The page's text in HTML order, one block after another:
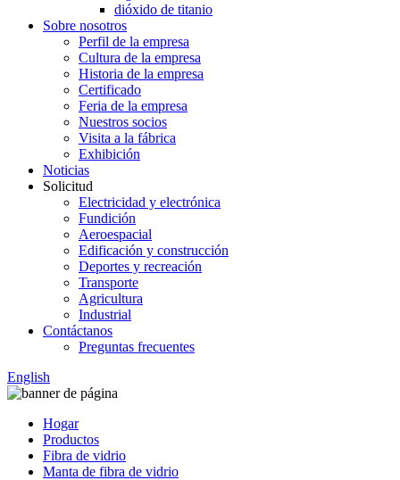
dióxido de titanio
Sobre nosotros
Perfil de la empresa
Cultura de la empresa
Historia de la empresa
Certificado
Feria de la empresa
Nuestros socios
Visita a la fábrica
Exhibición
Noticias
Solicitud
Electricidad y electrónica
Fundición
Aeroespacial
Edificación y construcción
Deportes y recreación
Transporte
Agricultura
Industrial
Contáctanos
Preguntas frecuentes
English
Hogar
Productos
Fibra de vidrio
Manta de fibra de vidrio